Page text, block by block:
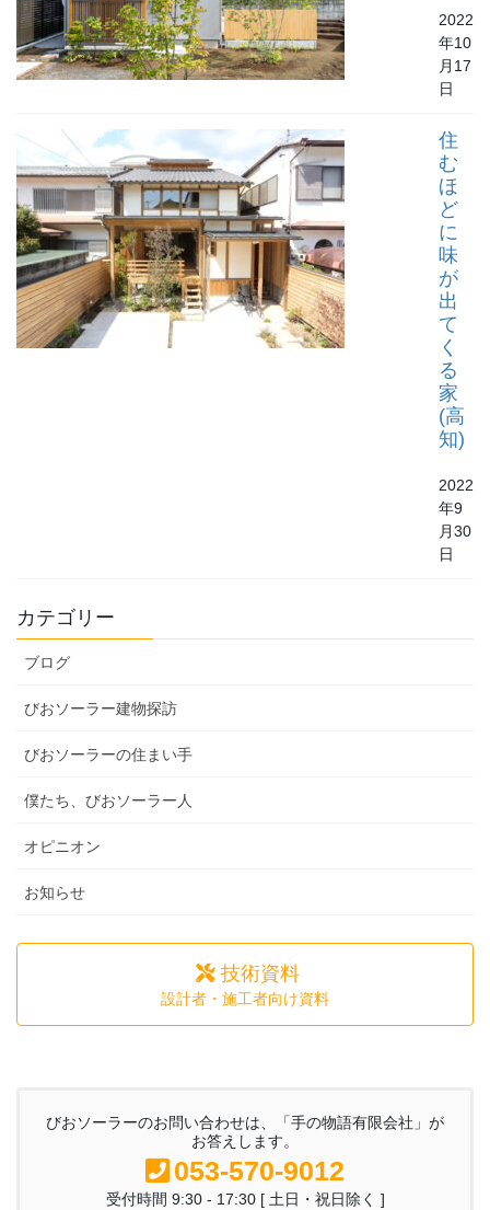
2022
年10
月17
日
住
む
ほ
ど
に
味
が
出
て
く
る
家
(高
知)
2022
年9
月30
日
カテゴリー
ブログ
びおソーラー建物探訪
びおソーラーの住まい手
僕たち、びおソーラー人
オピニオン
お知らせ
技術資料
設計者・施工者向け資料
びおソーラーのお問い合わせは、「手の物語有限会社」が
お答えします。
053-570-9012
受付時間 9:30 - 17:30 [ 土日・祝日除く ]